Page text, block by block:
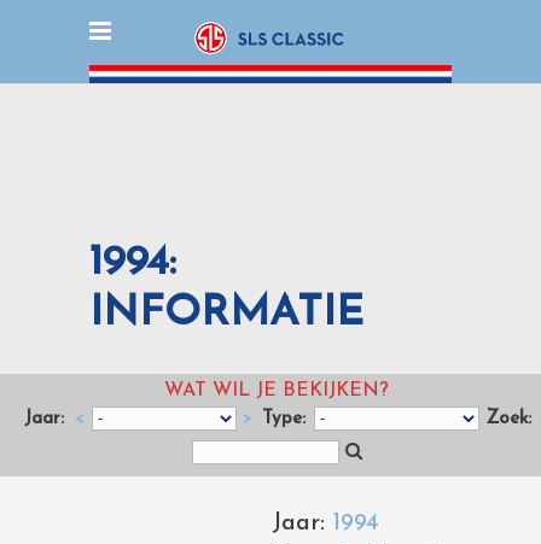
1994:
INFORMATIE
WAT WIL JE BEKIJKEN?
Jaar: < > Type: Zoek:
Jaar: 1994